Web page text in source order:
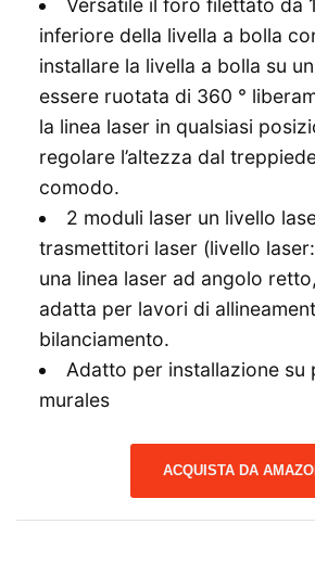
Versatile il foro filettato da
inferiore della livella a bolla
installare la livella a bolla su
essere ruotata di 360 °
la linea laser in qualsiasi
regolare l’altezza dal
comodo.
2 moduli laser un livello
trasmettitori laser (livello
una linea laser ad angolo
adatta per lavori di
bilanciamento.
Adatto per installazione su
murales
ACQUISTA DA